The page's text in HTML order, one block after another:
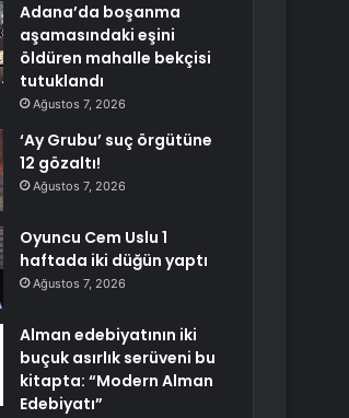
Adana’da boşanma
aşamasındaki eşini
öldüren mahalle bekçisi
tutuklandı
Ağustos 7, 2026
‘Ay Grubu’ suç örgütüne
12 gözaltı!
Ağustos 7, 2026
Oyuncu Cem Uslu 1
haftada iki düğün yaptı
Ağustos 7, 2026
Alman edebiyatının iki
buçuk asırlık serüveni bu
kitapta: “Modern Alman
Edebiyatı”